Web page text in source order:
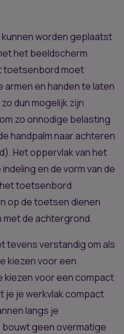
worden geplaatst
het beeldscherm
toetsenbord moet
armen en handen te laten
dun mogelijk zijn
zo onnodige belasting
handpalm naar achteren
Het oppervlak van het
en de vorm van de
toetsenbord
op de toetsen dienen
de achtergrond.
tevens verstandig om als
kiezen voor een
voor een compact
je werkvlak compact
langs je
bouwt geen overmatige